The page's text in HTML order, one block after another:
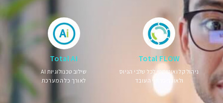
Total FLOW
ניהול קל ואוטומטי לכל שלבי הגיוס
ולאורך כל חיי העובד
Total AI
שילוב טכנולוגיות AI
לאורך כל המערכת